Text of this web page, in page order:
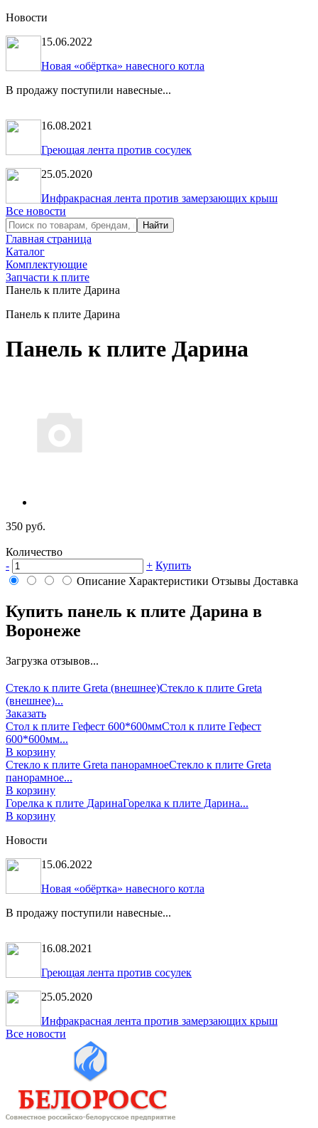
Новости
15.06.2022
Новая «обёртка» навесного котла
В продажу поступили навесные...
16.08.2021
Греющая лента против сосулек
25.05.2020
Инфракрасная лента против замерзающих крыш
Все новости
Главная страница
Каталог
Комплектующие
Запчасти к плите
Панель к плите Дарина
Панель к плите Дарина
Панель к плите Дарина
350 руб.
Количество
-
+ Купить
Описание Характеристики Отзывы Доставка
Купить панель к плите Дарина в
Воронеже
Загрузка отзывов...
Стекло к плите Greta (внешнее)Стекло к плите Greta
(внешнее)...
Заказать
Стол к плите Гефест 600*600ммСтол к плите Гефест
600*600мм...
В корзину
Стекло к плите Greta панорамноеСтекло к плите Greta
панорамное...
В корзину
Горелка к плите ДаринаГорелка к плите Дарина...
В корзину
Новости
15.06.2022
Новая «обёртка» навесного котла
В продажу поступили навесные...
16.08.2021
Греющая лента против сосулек
25.05.2020
Инфракрасная лента против замерзающих крыш
Все новости